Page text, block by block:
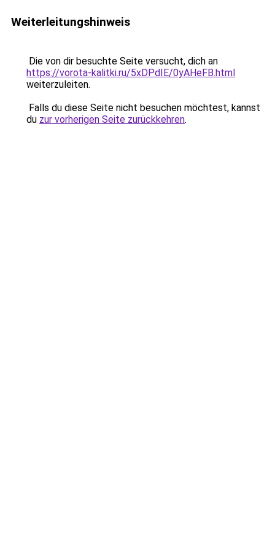
Weiterleitungshinweis
Die von dir besuchte Seite versucht, dich an
https://vorota-kalitki.ru/5xDPdIE/0yAHeFB.html
weiterzuleiten.
Falls du diese Seite nicht besuchen möchtest, kannst
du zur vorherigen Seite zurückkehren.